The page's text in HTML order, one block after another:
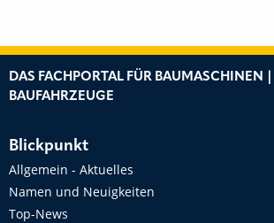
DAS FACHPORTAL FÜR BAUMASCHINEN |
BAUFAHRZEUGE
Blickpunkt
Allgemein - Aktuelles
Namen und Neuigkeiten
Top-News